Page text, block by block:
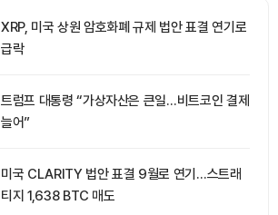
XRP, 미국 상원 암호화폐 규제 법안 표결 연기로
급락
트럼프 대통령 “가상자산은 큰일…비트코인 결제
늘어”
미국 CLARITY 법안 표결 9월로 연기…스트래
티지 1,638 BTC 매도